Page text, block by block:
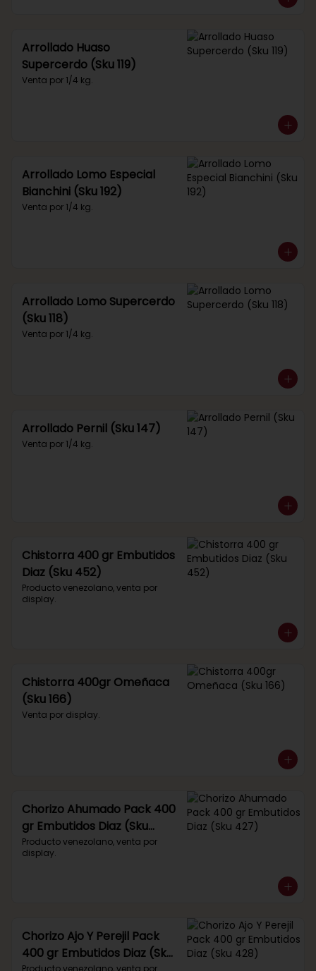
Arrollado Huaso
Supercerdo (Sku 119)
Venta por 1/4 kg.
Arrollado Lomo Especial
Bianchini (Sku 192)
Venta por 1/4 kg.
Arrollado Lomo Supercerdo
(Sku 118)
Venta por 1/4 kg.
Arrollado Pernil (Sku 147)
Venta por 1/4 kg.
Chistorra 400 gr Embutidos
Diaz (Sku 452)
Producto venezolano, venta por
display.
Chistorra 400gr Omeñaca
(Sku 166)
Venta por display.
Chorizo Ahumado Pack 400
gr Embutidos Diaz (Sku
427)
Producto venezolano, venta por
display.
Chorizo Ajo Y Perejil Pack
400 gr Embutidos Diaz (Sku
Producto venezolano, venta por